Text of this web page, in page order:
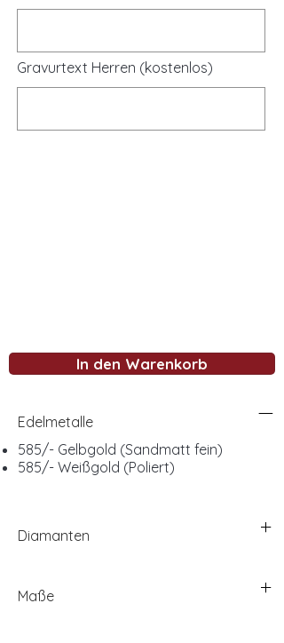
Gravurtext Herren (kostenlos)
In den Warenkorb
Edelmetalle
585/- Gelbgold (Sandmatt fein)
585/- Weißgold (Poliert)
Diamanten
Maße